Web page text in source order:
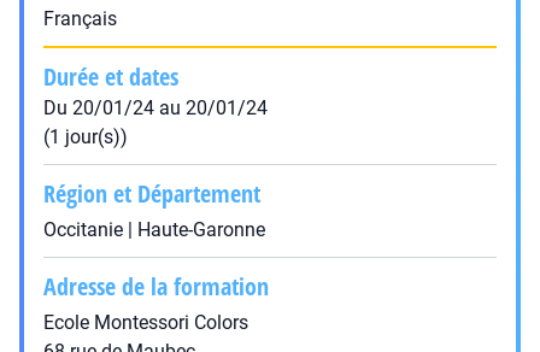
Français
Durée et dates
Du 20/01/24 au 20/01/24
(1 jour(s))
Région et Département
Occitanie | Haute-Garonne
Adresse de la formation
Ecole Montessori Colors